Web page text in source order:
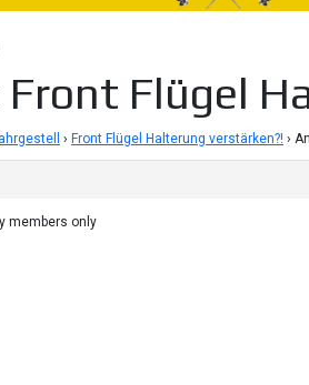
Flügel
› Front Flügel Halterung verstärken?! ›
members only